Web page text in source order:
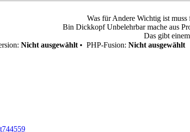
Was für Andere Wichtig ist
Bin Dickkopf Unbelehrbar mache aus
Das gibt
Nicht ausgewählt • PHP-Fusion: Nicht ausgewählt